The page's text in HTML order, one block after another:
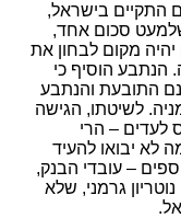
התקיים בישראל,
סכום אחד,
יהיה מקום לבחון את
הנתבע הוסיף כי
התובעת והנתבע
לשיטתו, הגישה
לעדים – הרי
לא יבואו להעיד
– עובדי הבנק,
גרמני, שלא